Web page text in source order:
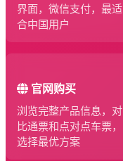
界面，微信支付，最适
合中国用户
官网购买
浏览完整产品信息，对
比通票和点对点车票，
选择最优方案